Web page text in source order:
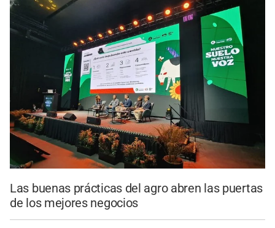
Las buenas prácticas del agro abren las puertas
de los mejores negocios